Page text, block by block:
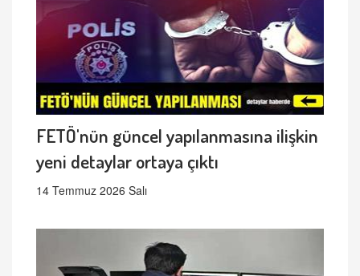
FETÖ'nün güncel yapılanmasına ilişkin
yeni detaylar ortaya çıktı
14 Temmuz 2026 Salı